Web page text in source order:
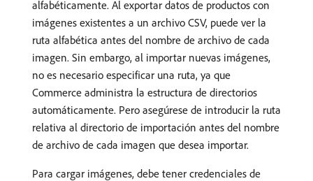
alfabéticamente. Al exportar datos de productos con
imágenes existentes a un archivo CSV, puede ver la
ruta alfabética antes del nombre de archivo de cada
imagen. Sin embargo, al importar nuevas imágenes,
no es necesario especificar una ruta, ya que
Commerce administra la estructura de directorios
automáticamente. Pero asegúrese de introducir la ruta
relativa al directorio de importación antes del nombre
de archivo de cada imagen que desea importar.
Para cargar imágenes, debe tener credenciales de